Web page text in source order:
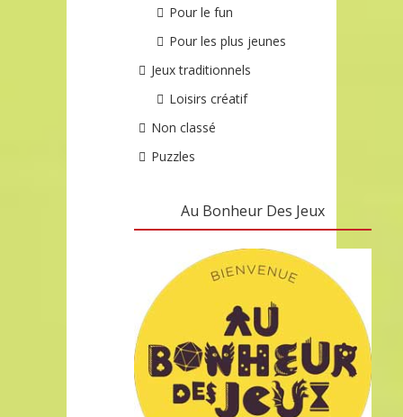
Pour le fun
Pour les plus jeunes
Jeux traditionnels
Loisirs créatif
Non classé
Puzzles
Au Bonheur Des Jeux